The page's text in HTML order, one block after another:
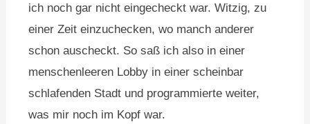
ich noch gar nicht eingecheckt war. Witzig, zu
einer Zeit einzuchecken, wo manch anderer
schon auscheckt. So saß ich also in einer
menschenleeren Lobby in einer scheinbar
schlafenden Stadt und programmierte weiter,
was mir noch im Kopf war.